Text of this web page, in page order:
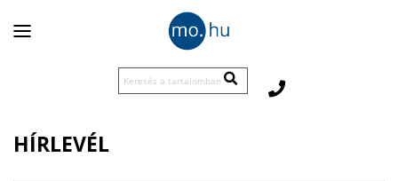
Panel
Vissza
a
főoldalra
KERESÉS
A
HÍRLEVÉL